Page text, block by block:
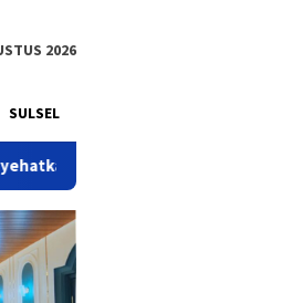
2026
SULSEL
Korup dan Sakit Seperti